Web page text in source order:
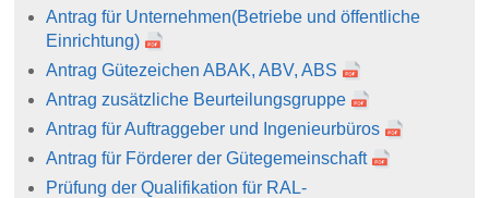
Antrag für Unternehmen(Betriebe und öffentliche
Einrichtung)
Antrag Gütezeichen ABAK, ABV, ABS
Antrag zusätzliche Beurteilungsgruppe
Antrag für Auftraggeber und Ingenieurbüros
Antrag für Förderer der Gütegemeinschaft
Prüfung der Qualifikation für RAL-